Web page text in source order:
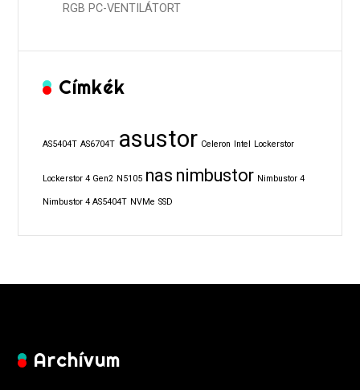
RGB PC-VENTILÁTORT
Címkék
AS5404T AS6704T asustor Celeron Intel Lockerstor
Lockerstor 4 Gen2 N5105 nas nimbustor Nimbustor 4
Nimbustor 4 AS5404T NVMe SSD
Archívum